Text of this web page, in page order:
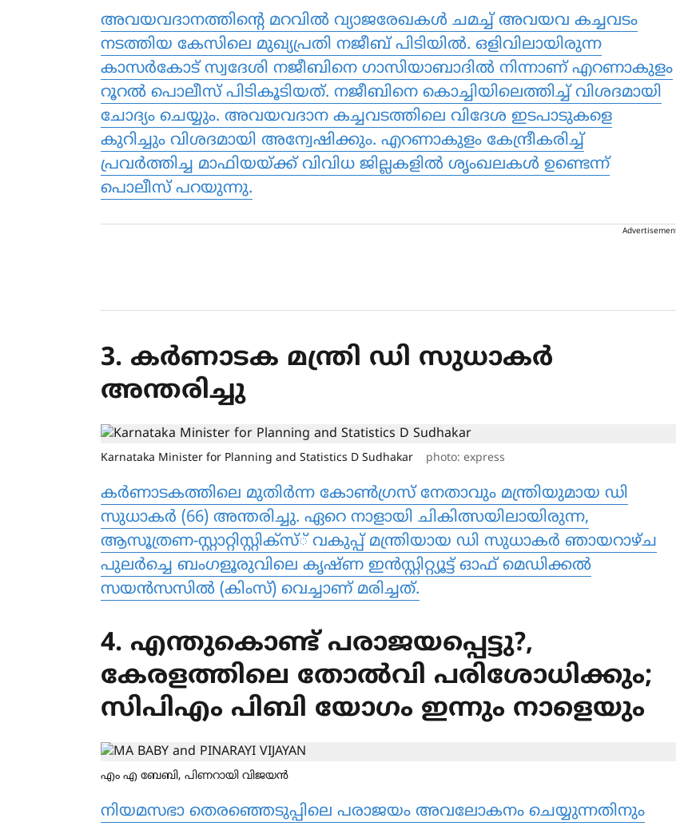
അവയവദാനത്തിന്റെ മറവില്‍ വ്യാജരേഖകള്‍ ചമച്ച് അവയവ കച്ചവടം
നടത്തിയ കേസിലെ മുഖ്യപ്രതി നജീബ് പിടിയില്‍. ഒളിവിലായിരുന്ന
കാസര്‍കോട് സ്വദേശി നജീബിനെ ഗാസിയാബാദില്‍ നിന്നാണ് എറണാകുളം
റൂറല്‍ പൊലീസ് പിടികൂടിയത്. നജീബിനെ കൊച്ചിയിലെത്തിച്ച് വിശദമായി
ചോദ്യം ചെയ്യും. അവയവദാന കച്ചവടത്തിലെ വിദേശ ഇടപാടുകളെ
കുറിച്ചും വിശദമായി അന്വേഷിക്കും. എറണാകുളം കേന്ദ്രീകരിച്ച്
പ്രവര്‍ത്തിച്ച മാഫിയയ്ക്ക് വിവിധ ജില്ലകളില്‍ ശൃംഖലകള്‍ ഉണ്ടെന്ന്
പൊലീസ് പറയുന്നു.
Advertisement
3. കര്‍ണാടക മന്ത്രി ഡി സുധാകര്‍
അന്തരിച്ചു
Karnataka Minister for Planning and Statistics D Sudhakar photo: express
കര്‍ണാടകത്തിലെ മുതിര്‍ന്ന കോണ്‍ഗ്രസ് നേതാവും മന്ത്രിയുമായ ഡി
സുധാകര്‍ (66) അന്തരിച്ചു. ഏറെ നാളായി ചികിത്സയിലായിരുന്ന,
ആസൂത്രണ-സ്റ്റാറ്റിസ്റ്റിക്‌സ്് വകുപ്പ് മന്ത്രിയായ ഡി സുധാകര്‍ ഞായറാഴ്ച
പുലര്‍ച്ചെ ബംഗളൂരുവിലെ കൃഷ്ണ ഇന്‍സ്റ്റിറ്റ്യൂട്ട് ഓഫ് മെഡിക്കല്‍
സയന്‍സസില്‍ (കിംസ്) വെച്ചാണ് മരിച്ചത്.
4. എന്തുകൊണ്ട് പരാജയപ്പെട്ടു?,
കേരളത്തിലെ തോല്‍വി പരിശോധിക്കും;
സിപിഎം പിബി യോഗം ഇന്നും നാളെയും
എം എ ബേബി, പിണറായി വിജയൻ
നിയമസഭാ തെരഞ്ഞെടുപ്പിലെ പരാജയം അവലോകനം ചെയ്യുന്നതിനും